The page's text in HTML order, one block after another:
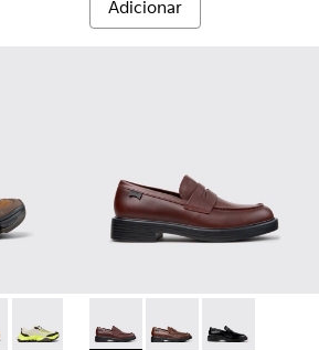
Adicionar
- Sapatilhas castanhas de materiais
009
2 - K101069-008
Karst 2 - K101069-003
Karst 2 - K101069-002
Karst 2 - K101069-001
Dean - K101045-008 -
Dean - K101045-005
Dean -